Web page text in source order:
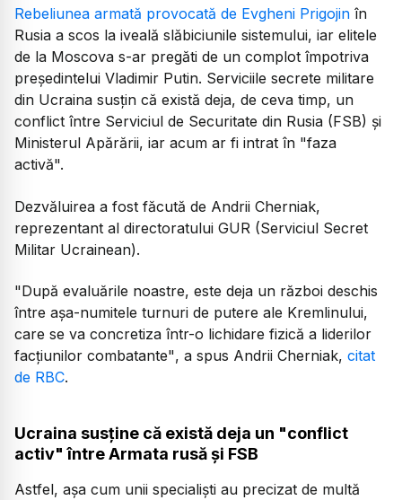
Rebeliunea armată provocată de Evgheni Prigojin în
Rusia a scos la iveală slăbiciunile sistemului, iar elitele
de la Moscova s-ar pregăti de un complot împotriva
președintelui Vladimir Putin. Serviciile secrete militare
din Ucraina susțin că există deja, de ceva timp, un
conflict între Serviciul de Securitate din Rusia (FSB) și
Ministerul Apărării, iar acum ar fi intrat în "faza
activă".
Dezvăluirea a fost făcută de Andrii Cherniak,
reprezentant al directoratului GUR (Serviciul Secret
Militar Ucrainean).
"După evaluările noastre, este deja un război deschis
între așa-numitele turnuri de putere ale Kremlinului,
care se va concretiza într-o lichidare fizică a liderilor
facțiunilor combatante", a spus Andrii Cherniak, citat
de RBC.
Ucraina susține că există deja un "conflict
activ" între Armata rusă și FSB
Astfel, așa cum unii specialiști au precizat de multă